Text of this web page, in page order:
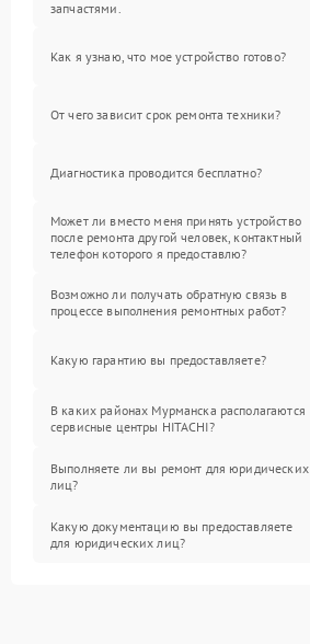
запчастями.
Как я узнаю, что мое устройство готово?
От чего зависит срок ремонта техники?
Диагностика проводится бесплатно?
Может ли вместо меня принять устройство
после ремонта другой человек, контактный
телефон которого я предоставлю?
Возможно ли получать обратную связь в
процессе выполнения ремонтных работ?
Какую гарантию вы предоставляете?
В каких районах Мурманска располагаются
сервисные центры HITACHI?
Выполняете ли вы ремонт для юридических
лиц?
Какую документацию вы предоставляете
для юридических лиц?